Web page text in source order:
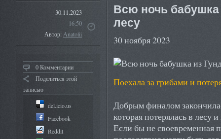
30.11.2023
16:50
Автор:Anatolii
0 Комментарии
Поделиться этой
записью
del.icio.us
Facebook
Reddit
Всю ночь
лесу
30 ноября 2023
Поехала за грибами и
Добрым финалом
которая потерялась в лесу
Если бы не своевременная